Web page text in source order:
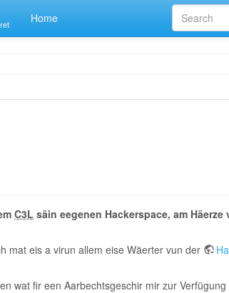
Home
C3L säin eegenen Hackerspace, am Häerze
mat eis a virun allem eise Wäerter vun der
wat fir een Aarbechtsgeschir mir zur Verfügung